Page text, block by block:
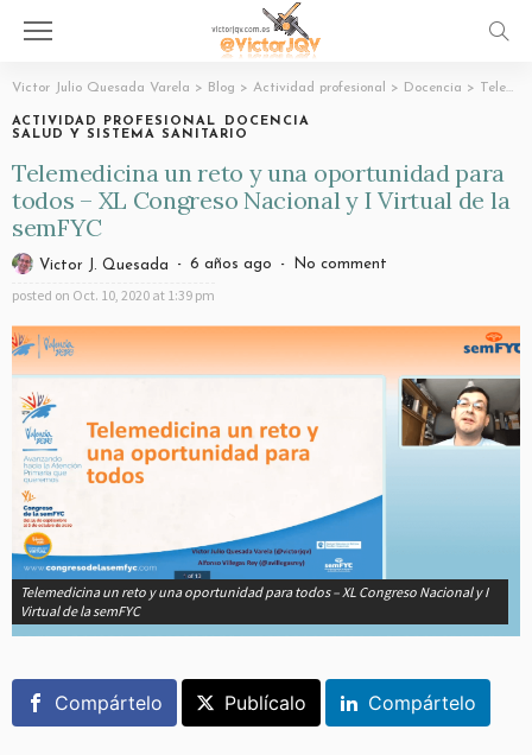
Victor Julio Quesada Varela > Blog > Actividad profesional > Docencia > Telemedicina un reto y una oportunidad para todos – XL Congreso Nacional y I Virtual de la semFYC
ACTIVIDAD PROFESIONAL
DOCENCIA
SALUD Y SISTEMA SANITARIO
Telemedicina un reto y una oportunidad para
todos – XL Congreso Nacional y I Virtual de la
semFYC
Victor J. Quesada 6 años ago No comment
posted on Oct. 10, 2020 at 1:39 pm
Telemedicina un reto y una oportunidad para todos – XL Congreso Nacional y I
Virtual de la semFYC
Compártelo Publícalo Compártelo